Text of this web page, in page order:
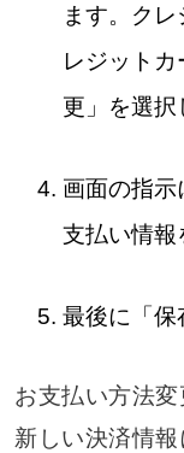
ます。ク
レジット
更」を選択
画面の指
支払い情報
最後に「保
お支払い方法変
新しい決済情報